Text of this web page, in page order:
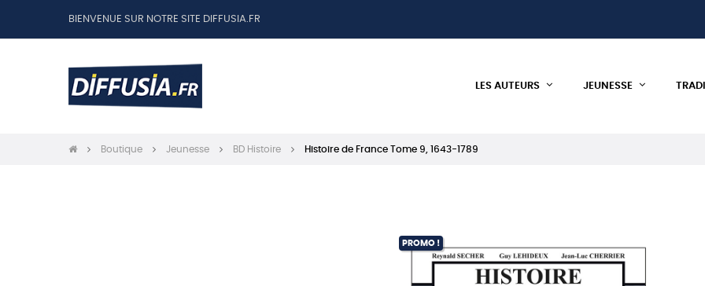
BIENVENUE SUR NOTRE SITE DIFFUSIA.FR
LES AUTEURS JEUNESSE
Boutique Jeunesse BD Histoire Histoire de France Tome 9, 1643-1789
PROMO !